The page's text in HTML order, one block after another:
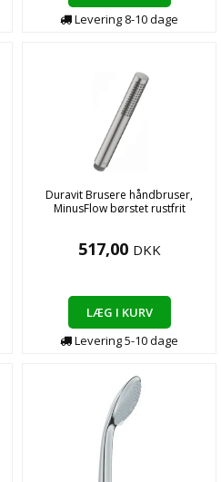
Levering 8-10dage
Duravit Brusere håndbruser,
MinusFlow børstet rustfrit
517,00 DKK
LÆG I KURV
Levering5-10dage